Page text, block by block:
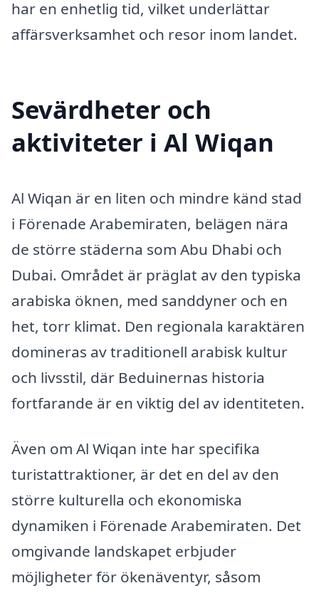
har en enhetlig tid, vilket underlättar
affärsverksamhet och resor inom landet.
Sevärdheter och
aktiviteter i Al Wiqan
Al Wiqan är en liten och mindre känd stad
i Förenade Arabemiraten, belägen nära
de större städerna som Abu Dhabi och
Dubai. Området är präglat av den typiska
arabiska öknen, med sanddyner och en
het, torr klimat. Den regionala karaktären
domineras av traditionell arabisk kultur
och livsstil, där Beduinernas historia
fortfarande är en viktig del av identiteten.
Även om Al Wiqan inte har specifika
turistattraktioner, är det en del av den
större kulturella och ekonomiska
dynamiken i Förenade Arabemiraten. Det
omgivande landskapet erbjuder
möjligheter för ökenäventyr, såsom